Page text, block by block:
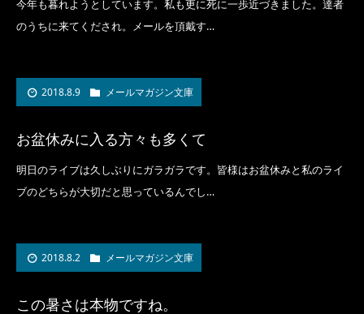
今年も暮れようとしています。私も更に死に一歩近づきました。達者
のうちに来てくだされ。メールを頂戴す…
2018.8.9 メールマガジン文庫
お盆休みに入る方々も多くて
明日のライブは久しぶりにガラガラです。皆様はお盆休みと私のライ
ブのどちらが大切だと思っているんでし…
2018.8.2 メールマガジン文庫
この暑さは本物ですね。